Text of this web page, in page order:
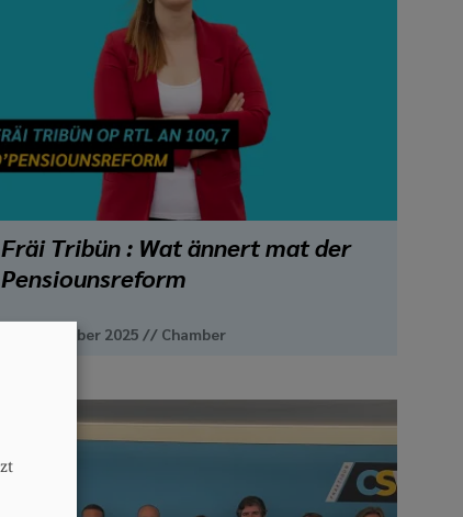
Fräi Tribün : Wat ännert mat der
Pensiounsreform
26. November 2025 // Chamber